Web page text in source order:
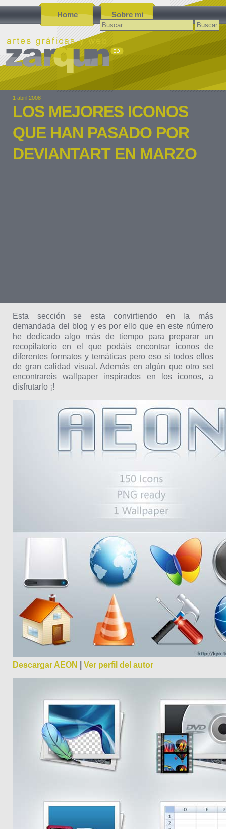
Home Sobre mi
Buscar:
1 abril 2008
LOS MEJORES ICONOS
QUE HAN PASADO POR
DEVIANTART EN MARZO
Esta sección se esta convirtiendo en la más
demandada del blog y es por ello que en este número
he dedicado algo más de tiempo para preparar un
recopilatorio en el que podáis encontrar iconos de
diferentes formatos y temáticas pero eso si todos ellos
de gran calidad visual. Además en algún que otro set
encontrareis wallpaper inspirados en los iconos, a
disfrutarlo ¡!
Descargar AEON Ver perfil del autor